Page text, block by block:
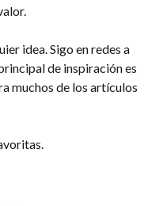
idea. Sigo en redes a
de inspiración es
muchos de los artículos